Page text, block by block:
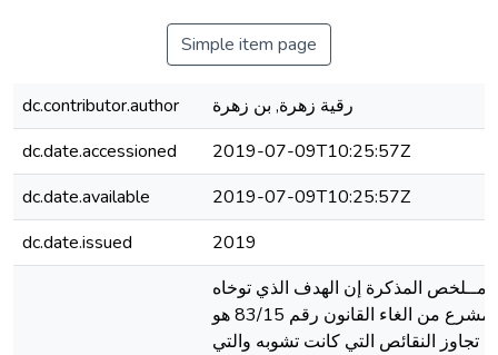
Simple item page
dc.contributor.author
رقية زهرة, بن زهرة
dc.date.accessioned
2019-07-09T10:25:57Z
dc.date.available
2019-07-09T10:25:57Z
dc.date.issued
2019
مــلخص المذكرة إن الهدف الذي توخاه
المشرع من الغاء القانون رقم 83/15 هو
تجاوز النقائص التي كانت تشوبه والتي